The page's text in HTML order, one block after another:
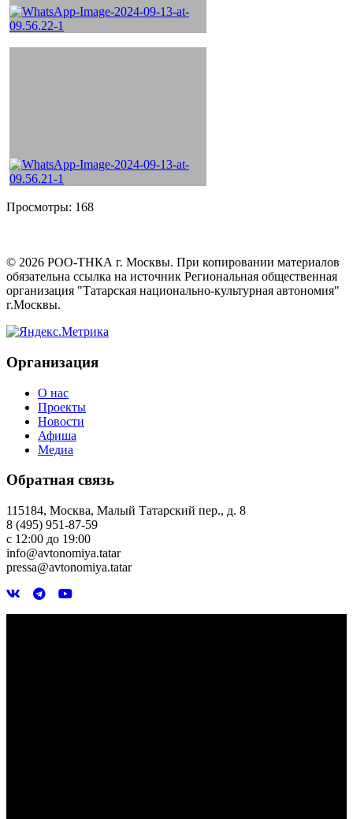
Просмотры: 168
© 2026 РОО-ТНКА г. Москвы. При копировании материалов
обязательна ссылка на источник Региональная общественная
организация "Татарская национально-культурная автономия"
г.Москвы.
Организация
О нас
Проекты
Новости
Афиша
Медиа
Обратная связь
115184, Москва, Малый Татарский пер., д. 8
8 (495) 951-87-59
с 12:00 до 19:00
info@avtonomiya.tatar
pressa@avtonomiya.tatar